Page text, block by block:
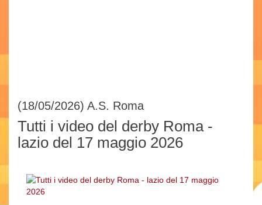
(18/05/2026) A.S. Roma
Tutti i video del derby Roma -
lazio del 17 maggio 2026